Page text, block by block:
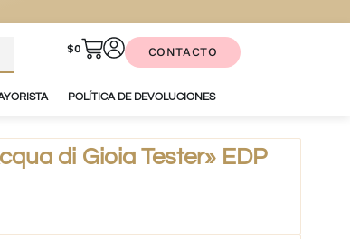
$0 CONTACTO
POLÍTICA DE DEVOLUCIONES
di Gioia Tester» EDP